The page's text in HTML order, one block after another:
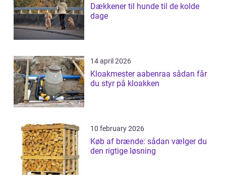
Dækkener til hunde til de kolde
dage
14 april 2026
Kloakmester aabenraa sådan får
du styr på kloakken
10 february 2026
Køb af brænde: sådan vælger du
den rigtige løsning